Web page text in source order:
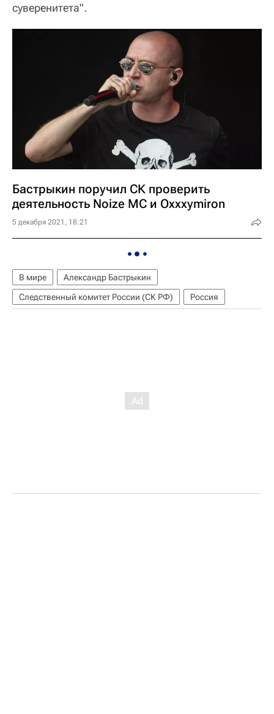
суверенитета".
Бастрыкин поручил СК проверить
деятельность Noize MC и Oxxxymiron
5 декабря 2021, 18:21
В мире
Александр Бастрыкин
Следственный комитет России (СК РФ)
Россия